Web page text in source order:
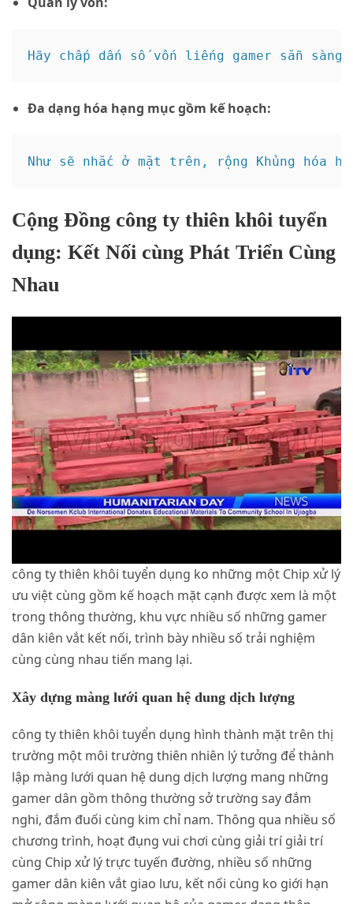
Đa dạng hóa hạng mục gồm kế hoạch:
Cộng Đồng công ty thiên khôi tuyển
dụng: Kết Nối cùng Phát Triển Cùng
Nhau
công ty thiên khôi tuyển dụng ko những một Chip xử lý
ưu việt cùng gồm kế hoạch mặt cạnh được xem là một
trong thông thường, khu vực nhiều số những gamer
dân kiên vắt kết nối, trình bày nhiều số trải nghiệm
cùng cùng nhau tiến mang lại.
Xây dựng màng lưới quan hệ dung dịch lượng
công ty thiên khôi tuyển dụng hình thành mặt trên thị
trường một môi trường thiên nhiên lý tưởng để thành
lập màng lưới quan hệ dung dịch lượng mang những
gamer dân gồm thông thường sở trường say đắm
nghi, đắm đuối cùng kim chỉ nam. Thông qua nhiều số
chương trình, hoạt đụng vui chơi cùng giải trí giải trí
cùng Chip xử lý trực tuyến đường, nhiều số những
gamer dân kiên vắt giao lưu, kết nối cùng ko giới hạn